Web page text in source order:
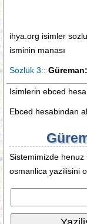
ihya.org isimler
isminin manası
Sözlük 3:: Güreman:
Isimlerin ebced
Ebced hesabindan
Sistemimizde
osmanlica yazilisini